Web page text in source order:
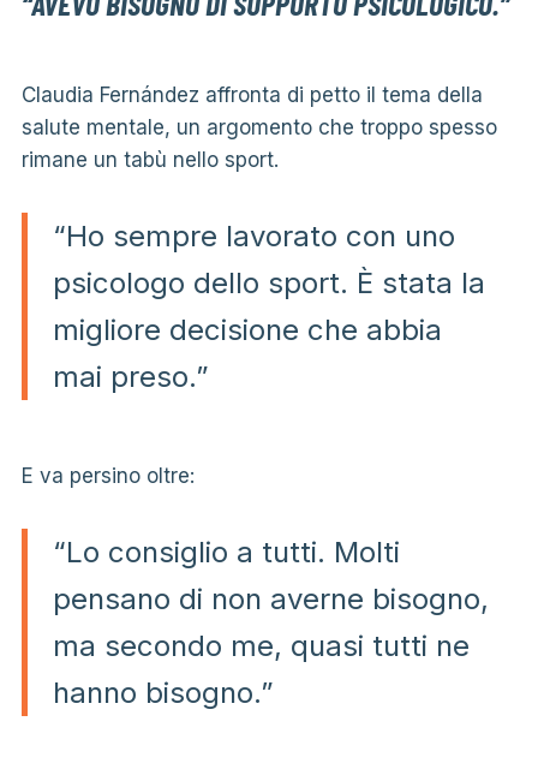
Claudia Fernández affronta di petto il tema della
salute mentale, un argomento che troppo spesso
rimane un tabù nello sport.
“Ho sempre lavorato con uno
psicologo dello sport. È stata la
migliore decisione che abbia
mai preso.”
E va persino oltre:
“Lo consiglio a tutti. Molti
pensano di non averne bisogno,
ma secondo me, quasi tutti ne
hanno bisogno.”